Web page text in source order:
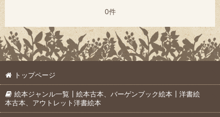
0件
トップページ
絵本ジャンル一覧┃絵本古本、バーゲンブック絵本┃洋書絵
本古本、アウトレット洋書絵本